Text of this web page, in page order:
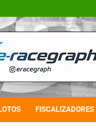
FISCALIZADORES
COBERTURA ESPECIAL DE
08/09-AGO
IAME SERIES ARGENTINA 6
Ramiro Tot (Asfalto)
KDO - F6